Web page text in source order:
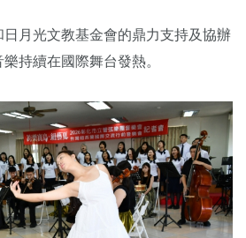
月光文教基金會的鼎力支持及協辦
持續在國際舞台發熱。